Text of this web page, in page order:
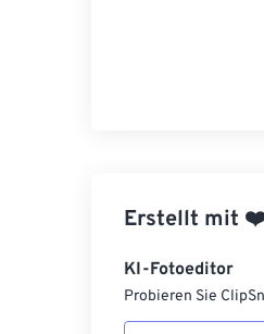
Erstellt mit
KI-Fotoeditor
Probieren Sie